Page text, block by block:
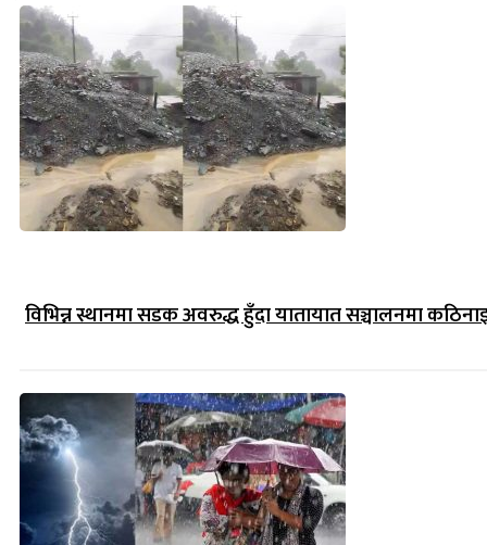
विभिन्न स्थानमा सडक अवरुद्ध हुँदा यातायात सञ्चालनमा